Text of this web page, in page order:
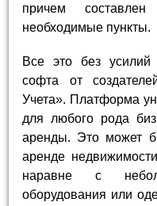
причем
необходимые пункты.
Все это без
софта от
Учета». Платформа
для любого рода
аренды. Это может
аренде
наравне с
оборудования или